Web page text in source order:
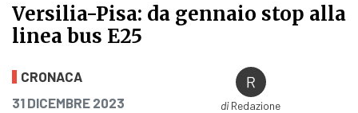
Versilia-Pisa: da gennaio stop alla
linea bus E25
Versilia-Pisa: da gennaio stop alla
CRONACA
PUBBLICATO IL
31 DICEMBRE 2023 diRedazione